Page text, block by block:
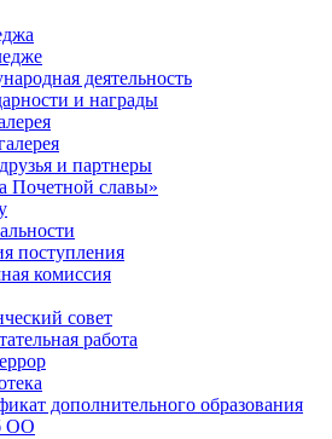
деятельность
и награды
и партнеры
Почетной славы»
поступления
комиссия
совет
работа
дополнительного образования
ОО